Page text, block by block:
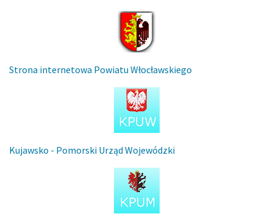
Strona internetowa Powiatu Włocławskiego
Kujawsko - Pomorski Urząd Wojewódzki